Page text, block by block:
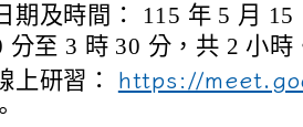
期及時間： 115 年 5 月
分至 3 時 30 分，共 2 小時
上研習： https://
。